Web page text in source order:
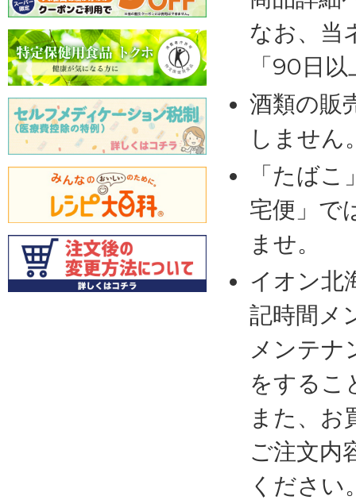
なお、当
「90日
酒類の販
しません
「たば
宅便」で
ませ。
イオン北
記時間メ
メンテナ
をするこ
また、お
ご注文内
ください